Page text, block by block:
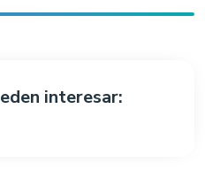
interesar: